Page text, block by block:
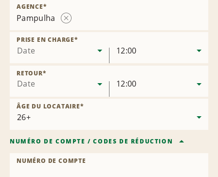
Pampulha
l’agence
AGENCE*
Date
PRISE EN CHARGE*
12:00
Date
RETOUR*
12:00
ÂGE DU LOCATAIRE*
NUMÉRO DE COMPTE /CODES DE RÉDUCTION
NUMÉRO DE COMPTE